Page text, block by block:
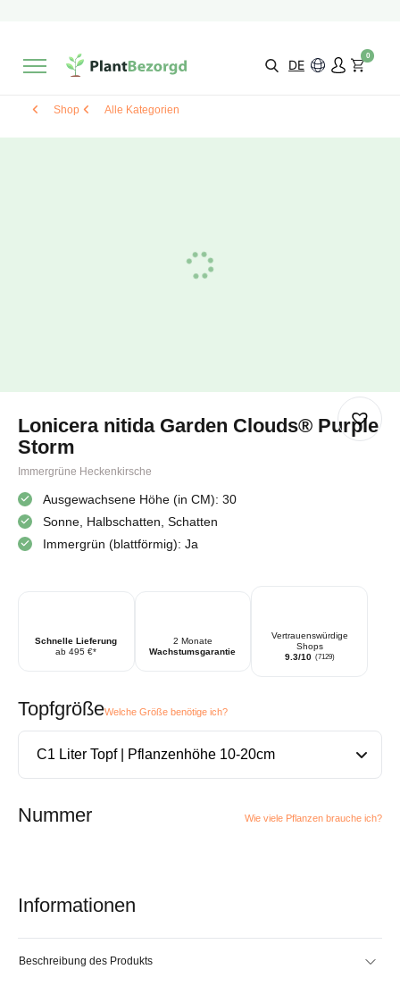
Wähle selbst
DE
0
Shop Alle Kategorien
Lonicera nitida Garden Clouds® Purple
Storm
Immergrüne Heckenkirsche
Ausgewachsene Höhe (in CM): 30
Sonne, Halbschatten, Schatten
Immergrün (blattförmig): Ja
Schnelle Lieferung
ab 495 €*
2 Monate
Wachstumsgarantie
Vertrauenswürdige
Shops
9.3/10 (7129)
TopfgrößeWelche Größe benötige ich?
Nummer Wie viele Pflanzen brauche ich?
Informationen
Beschreibung des Produkts